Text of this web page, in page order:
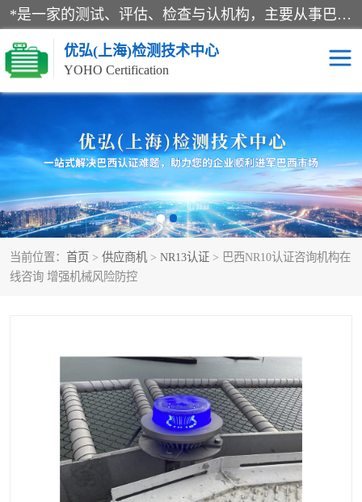
*是一家的测试、评估、检查与认机构，主要从事巴西NR10认证、NR12认证、NR13认证；ANATEL认证、INMTRO认证，欧盟CE认证：MD认证，PED认证，MID认证，ATEX认证，德国蓝色天使认证。
优弘(上海)检测技术中心
YOHO Certification
当前位置： 首页 > 供应商机 > NR13认证 > 巴西NR10认证咨询机构在
线咨询 增强机械风险防控
RECYCLASS认证 NR10认证
NR12认证 NR13认证
ART认证 巴西NR认证
巴西认证 RETIE认证